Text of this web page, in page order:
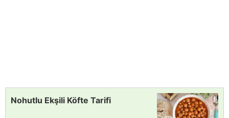
Nohutlu Ekşili Köfte Tarifi